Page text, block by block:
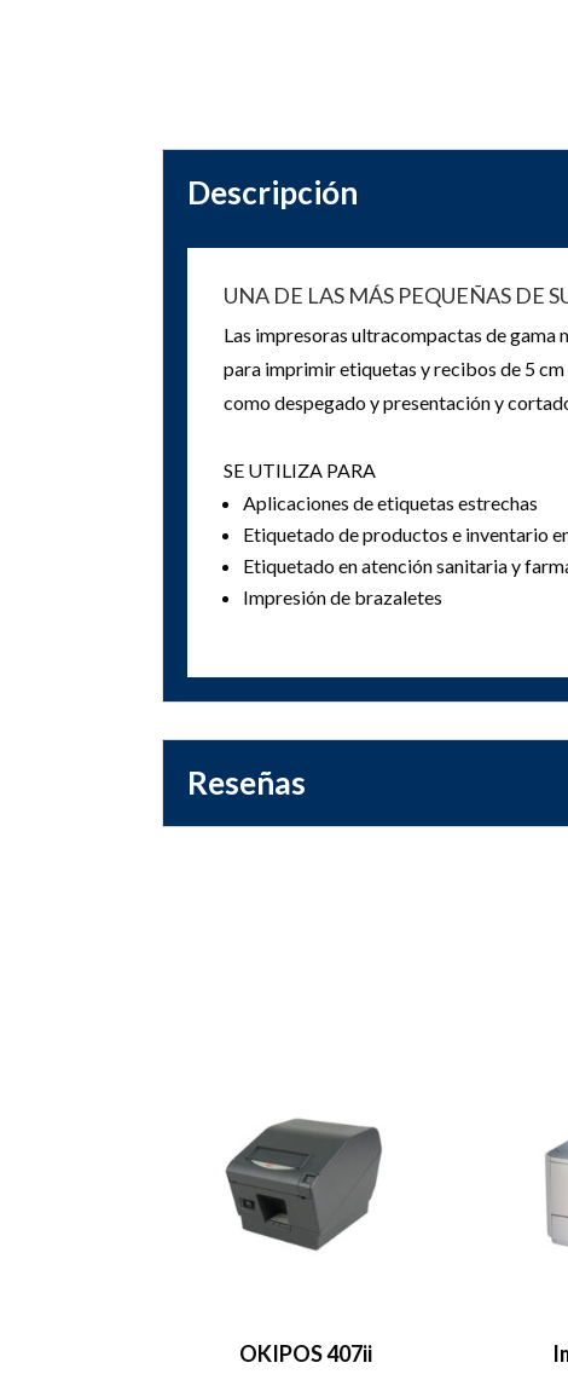
Descripción
UNA DE LAS MÁS PEQUEÑAS DE
Las impresoras ultracompactas de gama
para imprimir etiquetas y recibos de 5
como despegado y presentación y
SE UTILIZA PARA
Aplicaciones de etiquetas estrechas
Etiquetado de productos e inventario
Etiquetado en atención sanitaria y
Impresión de brazaletes
Reseñas
OKIPOS 407ii